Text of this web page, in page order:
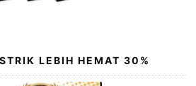
LEBIH HEMAT 30%